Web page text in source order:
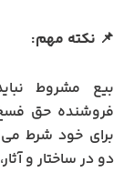
📌 نکته مهم:
بیع مشروط
فروشنده حق
برای خود شرط
دو در ساختار و